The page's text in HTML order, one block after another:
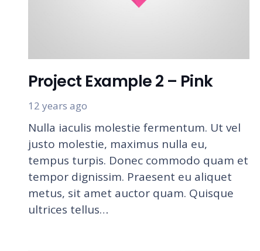
Project Example 2 – Pink
12 years ago
Nulla iaculis molestie fermentum. Ut vel
justo molestie, maximus nulla eu,
tempus turpis. Donec commodo quam et
tempor dignissim. Praesent eu aliquet
metus, sit amet auctor quam. Quisque
ultrices tellus…